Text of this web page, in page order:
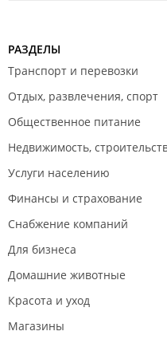
РАЗДЕЛЫ
Транспорт и перевозки
Отдых, развлечения, спорт
Общественное питание
Недвижимость,
Услуги населению
Финансы и страхование
Снабжение компаний
Для бизнеса
Домашние животные
Красота и уход
Магазины